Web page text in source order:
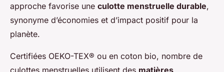
approche favorise une culotte menstruelle durable,
synonyme d’économies et d’impact positif pour la
planète.
Certifiées OEKO-TEX® ou en coton bio, nombre de
culottes menstruelles utilisent des matières